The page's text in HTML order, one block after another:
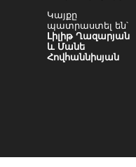
Կայքը
պատրաստել են՝
Լիլիթ Ղազարյան
և Մանե
Հովհաննիսյան